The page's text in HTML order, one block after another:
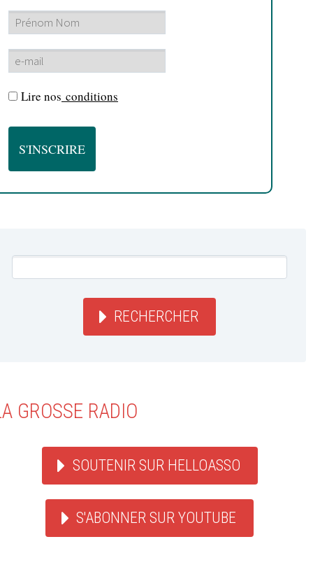
Lire nos conditions
RECHERCHER
GROSSE RADIO
SOUTENIR SUR HELLOASSO
S'ABONNER SUR YOUTUBE